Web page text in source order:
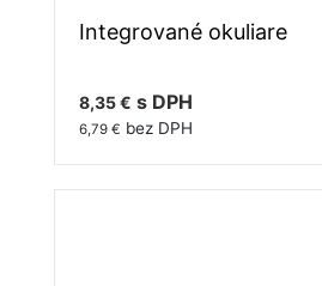
Integrované okuliare
8,35 € s DPH
6,79 € bez DPH